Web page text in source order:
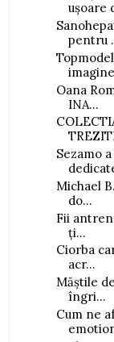
ușoare
pentru
Oana
INA...
Sezamo
Michael
do...
Fii
ți...
Ciorba
acr...
Măștile
îngri...
Cum ne